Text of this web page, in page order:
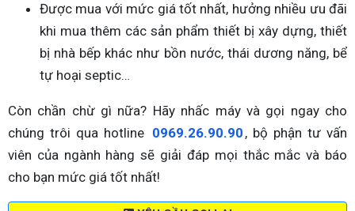
Được mua với mức giá tốt nhất, hưởng nhiều ưu đãi
khi mua thêm các sản phẩm thiết bị xây dựng, thiết
bị nhà bếp khác như bồn nước, thái dương năng, bể
tự hoại septic…
Còn chần chừ gì nữa? Hãy nhấc máy và gọi ngay cho
chúng trôi qua hotline 0969.26.90.90 , bộ phận tư vấn
viên của ngành hàng sẽ giải đáp mọi thắc mắc và báo
cho bạn mức giá tốt nhất!